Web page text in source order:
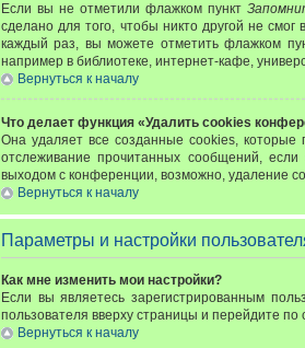
Если вы не отметили флажком пункт
сделано для того, чтобы никто другой не
каждый раз, вы можете отметить флажком
например в библиотеке, интернет-кафе,
Вернуться к началу
Что делает функция «Удалить cookies
Она удаляет все созданные cookies, которые
отслеживание прочитанных сообщений,
выходом с конференции, возможно, удаление
Вернуться к началу
Параметры и настройки
Как мне изменить мои настройки?
Если вы являетесь зарегистрированным
пользователя вверху страницы и перейдите по
Вернуться к началу